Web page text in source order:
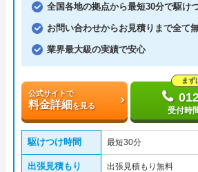
全国各地の拠点から最短30分で駆け
お問い合わせからお見積りまで全て
業界最大級の実績で安心
公式サイトで
料金詳細 を見る
まず
受付時
駆けつけ時間 最短30分
出張見積もり 出張見積もり無料